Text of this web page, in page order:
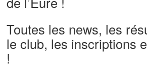
Toutes les news, les
le club, les inscriptions
!